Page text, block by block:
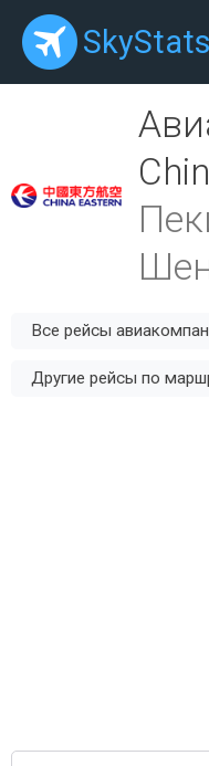
Все рейсы
Другие рейсы по